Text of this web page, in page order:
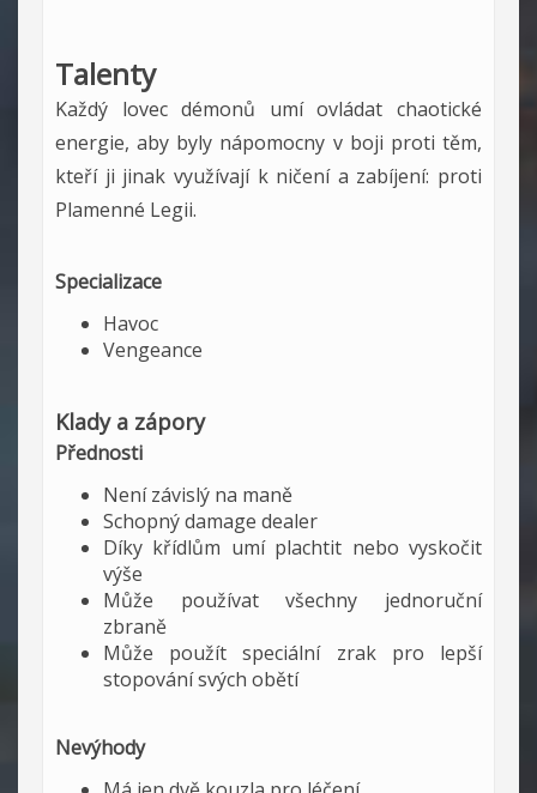
Talenty
Každý lovec démonů umí ovládat chaotické
energie, aby byly nápomocny v boji proti těm,
kteří ji jinak využívají k ničení a zabíjení: proti
Plamenné Legii.
Specializace
Havoc
Vengeance
Klady a zápory
Přednosti
Není závislý na maně
Schopný damage dealer
Díky křídlům umí plachtit nebo vyskočit
výše
Může používat všechny jednoruční
zbraně
Může použít speciální zrak pro lepší
stopování svých obětí
Nevýhody